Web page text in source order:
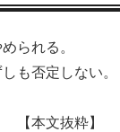
られる。
も否定しない。
粋】